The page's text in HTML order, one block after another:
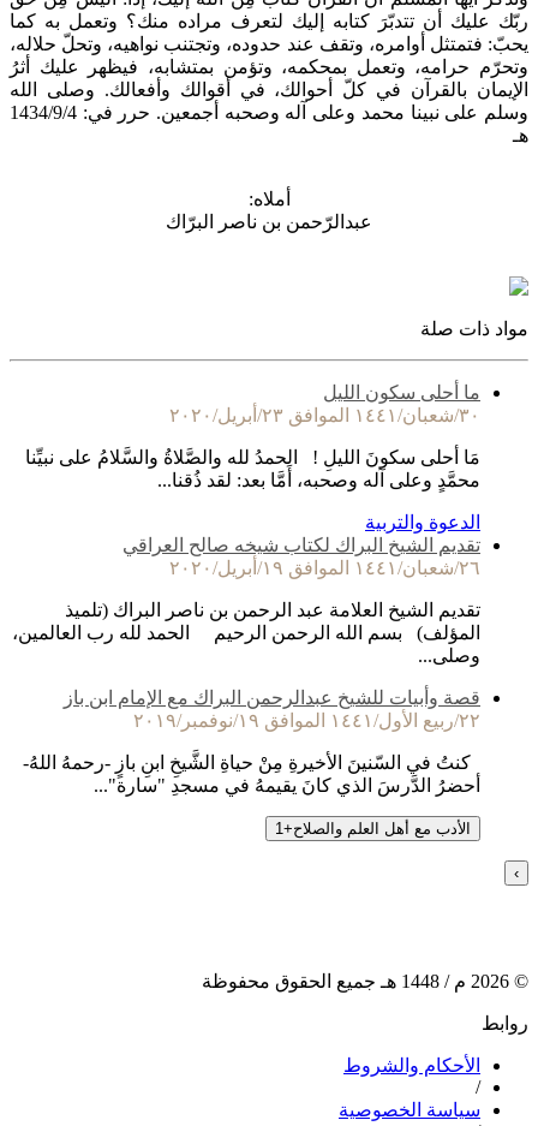
ربّك عليك أن تتدبّرَ كتابه إليك لتعرف مراده منك؟ وتعمل به كما
يحبّ: فتمتثل أوامره، وتقف عند حدوده، وتجتنب نواهيه، وتحلّ حلاله،
وتحرّم حرامه، وتعمل بمحكمه، وتؤمن بمتشابه، فيظهر عليك أثرُ
الإيمان بالقرآن في كلّ أحوالك، في أقوالك وأفعالك. وصلى الله
وسلم على نبينا محمد وعلى آله وصحبه أجمعين. حرر في: 1434/9/4
هـ
أملاه:
عبدالرّحمن بن ناصر البرّاك
مواد ذات صلة
ما أحلى سكون الليل
٣٠/شعبان/١٤٤١ الموافق ٢٣/أبريل/٢٠٢٠
مَا أحلى سكونَ الليلِ ! الحمدُ لله والصَّلاةُ والسَّلامُ على نبيِّنا
محمَّدٍ وعلى آله وصحبه، أَمَّا بعد: لقد ذُقنا...
الدعوة والتربية
تقديم الشيخ البراك لكتاب شيخه صالح العراقي
٢٦/شعبان/١٤٤١ الموافق ١٩/أبريل/٢٠٢٠
تقديم الشيخ العلامة عبد الرحمن بن ناصر البراك (تلميذ
المؤلف) بسم الله الرحمن الرحيم الحمد لله رب العالمين،
وصلى...
قصة وأبيات للشيخ عبدالرحمن البراك مع الإمام ابن باز
٢٢/ربيع الأول/١٤٤١ الموافق ١٩/نوفمبر/٢٠١٩
كنتُ في السّنينَ الأخيرةِ مِنْ حياةِ الشَّيخِ ابنِ بازٍ -رحمهُ اللهُ-
أحضرُ الدَّرسَ الذي كانَ يقيمهُ في مسجدِ "سارة"...
الأدب مع أهل العلم والصلاح+
1
›
©
2026 م / 1448 هـ جميع الحقوق محفوظة
روابط
الأحكام والشروط
/
سياسة الخصوصية